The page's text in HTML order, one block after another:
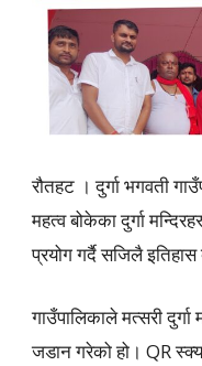
रौतहट । दुर्गा भगवती
महत्व बोकेका दुर्गा
प्रयोग गर्दै सजिलै
गाउँपालिकाले मत्सरी दुर्गा
जडान गरेको हो। QR